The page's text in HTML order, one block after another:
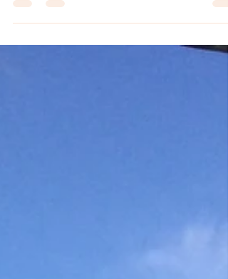
30 le maire, homme de chiffres, prend un